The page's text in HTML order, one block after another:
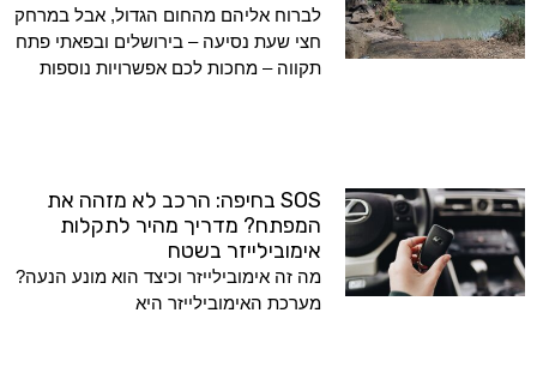
לברוח אליהם מהחום הגדול, אבל במרחק
חצי שעת נסיעה – בירושלים ובפאתי פתח
תקווה – מחכות לכם אפשרויות נוספות
SOS בחיפה: הרכב לא מזהה את
המפתח? מדריך מהיר לתקלות
אימובילייזר בשטח
מה זה אימובילייזר וכיצד הוא מונע הנעה?
מערכת האימובילייזר היא